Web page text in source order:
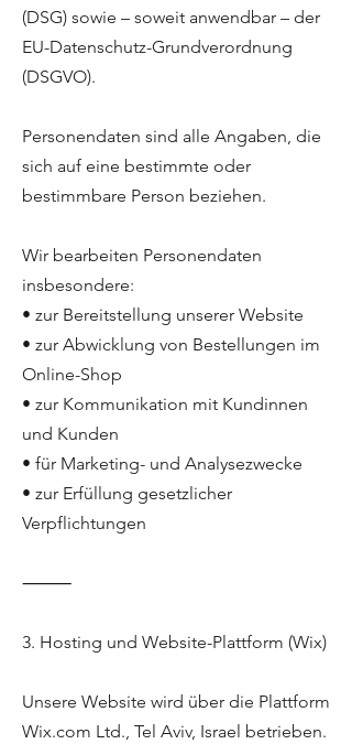
(DSG) sowie – soweit anwendbar – der
EU-Datenschutz-Grundverordnung
(DSGVO).
Personendaten sind alle Angaben, die
sich auf eine bestimmte oder
bestimmbare Person beziehen.
Wir bearbeiten Personendaten
insbesondere:
• zur Bereitstellung unserer Website
• zur Abwicklung von Bestellungen im
Online-Shop
• zur Kommunikation mit Kundinnen
und Kunden
• für Marketing- und Analysezwecke
• zur Erfüllung gesetzlicher
Verpflichtungen
⸻
3. Hosting und Website-Plattform (Wix)
Unsere Website wird über die Plattform
Wix.com Ltd., Tel Aviv, Israel betrieben.